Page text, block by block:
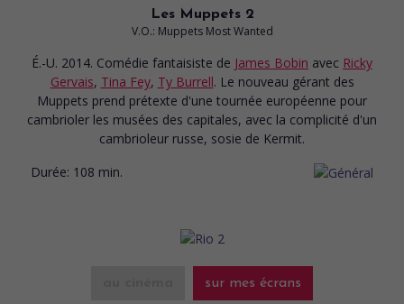
Les Muppets 2
V.O.: Muppets Most Wanted
É.-U. 2014. Comédie fantaisiste de James Bobin avec Ricky
Gervais, Tina Fey, Ty Burrell. Le nouveau gérant des
Muppets prend prétexte d'une tournée européenne pour
cambrioler les musées des capitales, avec la complicité d'un
cambrioleur russe, sosie de Kermit.
Durée: 108 min.
sur mes écrans